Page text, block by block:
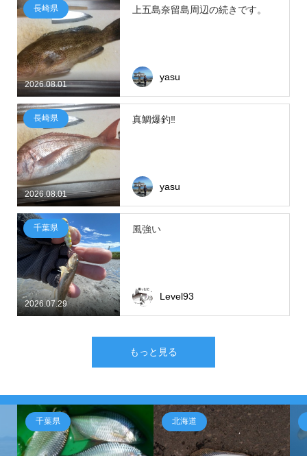
2026.08.01
長崎県 上五島奈留島周辺の続きです。
yasu
2026.08.01
長崎県 真鯛爆釣‼
yasu
2026.07.29
千葉県 風強い
Level93
もっと見る
千葉県 北海道